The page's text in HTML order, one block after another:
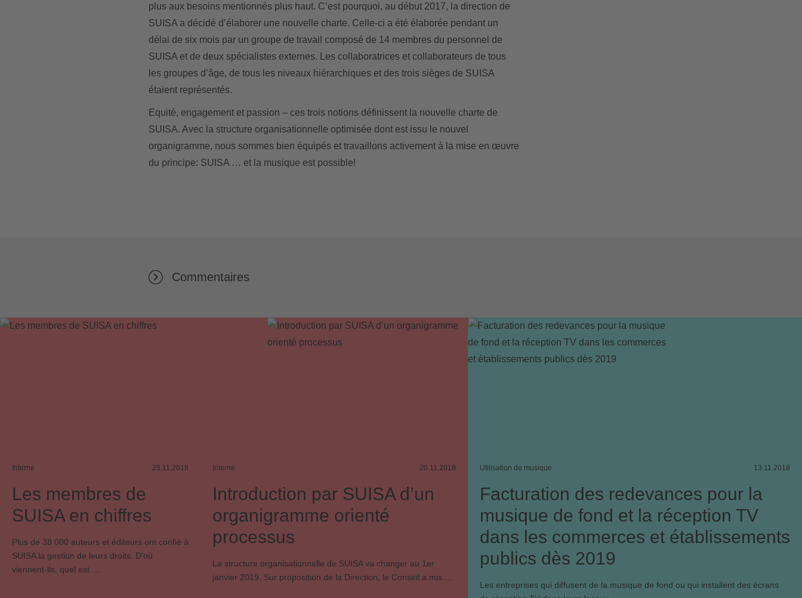
plus aux besoins mentionnés plus haut. C’est pourquoi, au début 2017, la direction de
SUISA a décidé d’élaborer une nouvelle charte. Celle-ci a été élaborée pendant un
délai de six mois par un groupe de travail composé de 14 membres du personnel de
SUISA et de deux spécialistes externes. Les collaboratrices et collaborateurs de tous
les groupes d’âge, de tous les niveaux hiérarchiques et des trois sièges de SUISA
étaient représentés.
Equité, engagement et passion – ces trois notions définissent la nouvelle charte de
SUISA. Avec la structure organisationnelle optimisée dont est issu le nouvel
organigramme, nous sommes bien équipés et travaillons activement à la mise en œuvre
du principe: SUISA … et la musique est possible!
Commentaires
Interne 25.11.2018
Les membres de
SUISA en chiffres
Plus de 38 000 auteurs et éditeurs ont confié à
SUISA la gestion de leurs droits. D’où
viennent-ils, quel est …
Interne 20.11.2018
Introduction par SUISA d’un
organigramme orienté
processus
La structure organisationnelle de SUISA va changer au 1er
janvier 2019. Sur proposition de la Direction, le Conseil a mis …
Utilisation de musique 13.11.2018
Facturation des redevances pour la
musique de fond et la réception TV
dans les commerces et établissements
publics dès 2019
Les entreprises qui diffusent de la musique de fond ou qui installent des écrans